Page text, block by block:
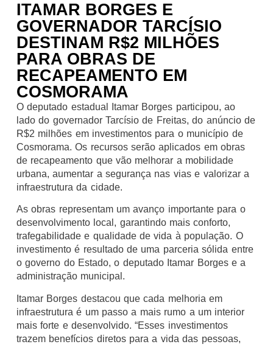
ITAMAR BORGES E
GOVERNADOR TARCÍSIO
DESTINAM R$2 MILHÕES
PARA OBRAS DE
RECAPEAMENTO EM
COSMORAMA
O deputado estadual Itamar Borges participou, ao
lado do governador Tarcísio de Freitas, do anúncio de
R$2 milhões em investimentos para o município de
Cosmorama. Os recursos serão aplicados em obras
de recapeamento que vão melhorar a mobilidade
urbana, aumentar a segurança nas vias e valorizar a
infraestrutura da cidade.
As obras representam um avanço importante para o
desenvolvimento local, garantindo mais conforto,
trafegabilidade e qualidade de vida à população. O
investimento é resultado de uma parceria sólida entre
o governo do Estado, o deputado Itamar Borges e a
administração municipal.
Itamar Borges destacou que cada melhoria em
infraestrutura é um passo a mais rumo a um interior
mais forte e desenvolvido. “Esses investimentos
trazem benefícios diretos para a vida das pessoas,